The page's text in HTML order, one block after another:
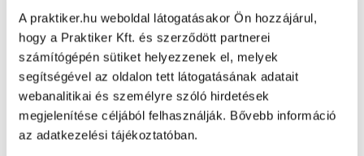
A praktiker.hu weboldal látogatásakor Ön hozzájárul,
hogy a Praktiker Kft. és szerződött partnerei
számítógépén sütiket helyezzenek el, melyek
segítségével az oldalon tett látogatásának adatait
webanalitikai és személyre szóló hirdetések
megjelenítése céljából felhasználják. Bővebb információ
az adatkezelési tájékoztatóban.
Oldal újratöltése